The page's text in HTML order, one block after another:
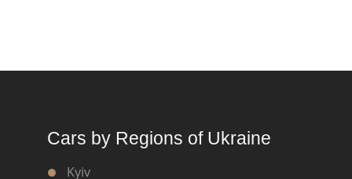
Cars by Regions of Ukraine
Kyiv